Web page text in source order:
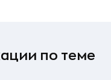
по теме